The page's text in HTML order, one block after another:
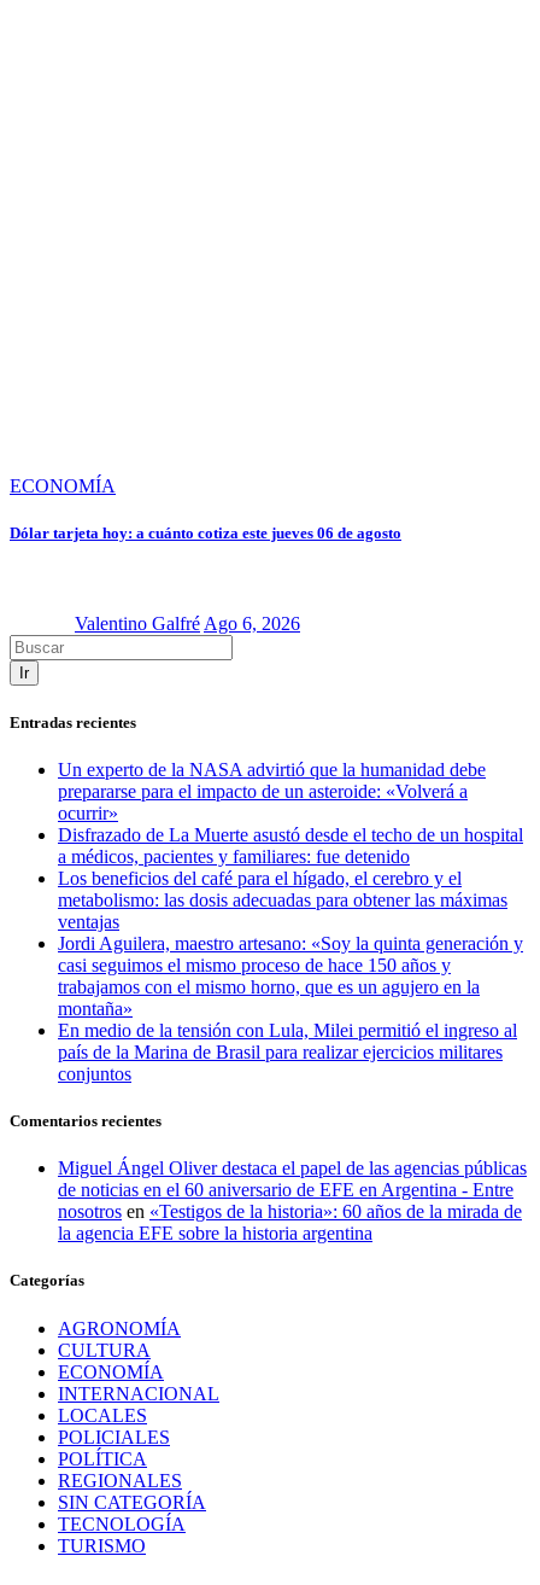
ECONOMÍA
Dólar tarjeta hoy: a cuánto cotiza este jueves 06 de agosto
Valentino GalfréAgo 6, 2026
Ir
Entradas recientes
Un experto de la NASA advirtió que la humanidad debe
prepararse para el impacto de un asteroide: «Volverá a
ocurrir»
Disfrazado de La Muerte asustó desde el techo de un hospital
a médicos, pacientes y familiares: fue detenido
Los beneficios del café para el hígado, el cerebro y el
metabolismo: las dosis adecuadas para obtener las máximas
ventajas
Jordi Aguilera, maestro artesano: «Soy la quinta generación y
casi seguimos el mismo proceso de hace 150 años y
trabajamos con el mismo horno, que es un agujero en la
montaña»
En medio de la tensión con Lula, Milei permitió el ingreso al
país de la Marina de Brasil para realizar ejercicios militares
conjuntos
Comentarios recientes
Miguel Ángel Oliver destaca el papel de las agencias públicas
de noticias en el 60 aniversario de EFE en Argentina - Entre
nosotros en «Testigos de la historia»: 60 años de la mirada de
la agencia EFE sobre la historia argentina
Categorías
AGRONOMÍA
CULTURA
ECONOMÍA
INTERNACIONAL
LOCALES
POLICIALES
POLÍTICA
REGIONALES
SIN CATEGORÍA
TECNOLOGÍA
TURISMO